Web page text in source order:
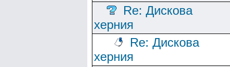
Re: Дискова
херния
Re: Дискова
херния